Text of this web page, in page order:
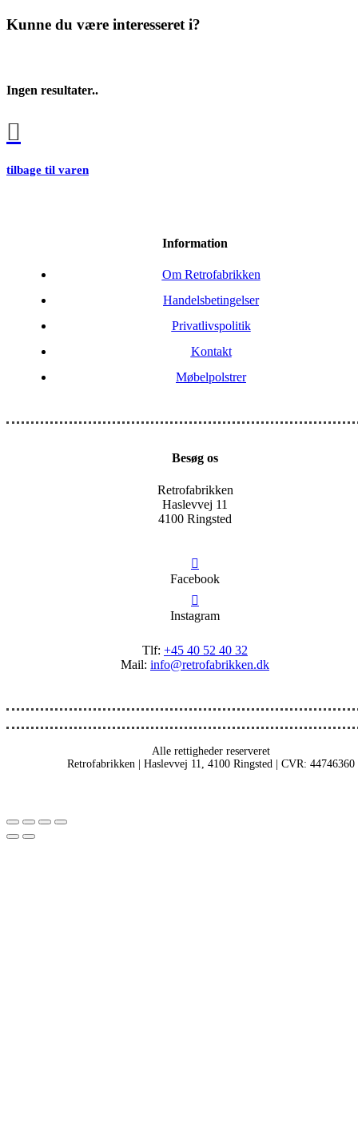
Kunne du være interesseret i?
Ingen resultater..
tilbage til varen
Information
Om Retrofabrikken
Handelsbetingelser
Privatlivspolitik
Kontakt
Møbelpolstrer
Besøg os
Retrofabrikken
Haslevvej 11
4100 Ringsted
Facebook
Instagram
Tlf: +45 40 52 40 32
Mail: info@retrofabrikken.dk
Alle rettigheder reserveret
Retrofabrikken | Haslevvej 11, 4100 Ringsted | CVR: 44746360